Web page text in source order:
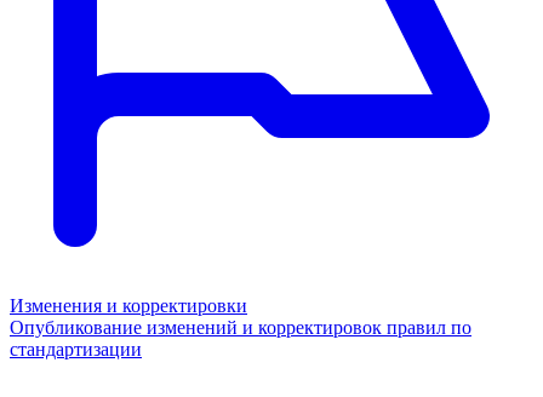
Изменения и корректировки
Опубликование изменений и корректировок правил по
стандартизации